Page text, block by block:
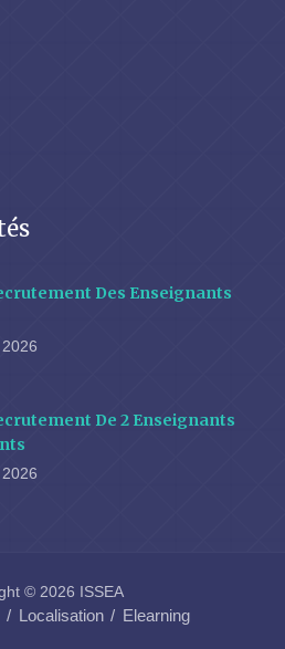
Des Enseignants
2026
De 2 Enseignants
2026
© 2026 ISSEA
Localisation Elearning